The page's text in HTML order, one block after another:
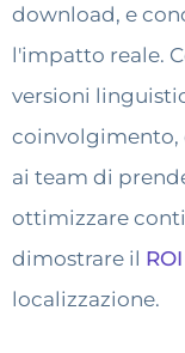
download, e
l'impatto reale.
versioni
coinvolgimento,
ai team di
ottimizzare
dimostrare il ROI
localizzazione.